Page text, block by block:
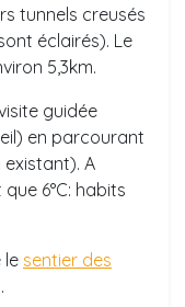
tunnels creusés
éclairés). Le
5,3km.
guidée
en parcourant
existant). A
6°C: habits
le sentier des
.